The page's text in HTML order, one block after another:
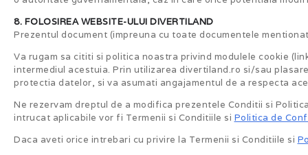
8. FOLOSIREA WEBSITE-ULUI DIVERTILAND
Prezentul document (impreuna cu toate documentele
Va rugam sa cititi si politica noastra privind modulele cookie
intermediul acestuia. Prin utilizarea divertiland.ro si/sau
protectia datelor, si va asumati angajamentul de a respecta
Ne rezervam dreptul de a modifica prezentele Conditii si
intrucat aplicabile vor fi Termenii si Conditiile si Politica de
Daca aveti orice intrebari cu privire la Termenii si Conditiile si